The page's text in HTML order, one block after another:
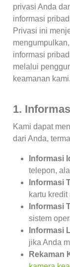
privasi Anda
informasi
Privasi ini
informasi
melalui
keamanan kami.
1.
Kami dapat
dari Anda,
Informasi
telepon,
Informasi
kartu
Informasi
sistem
Informasi
jika Anda
Rekaman